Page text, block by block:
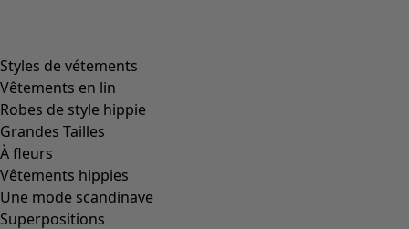
Styles de vétements
Vêtements en lin
Robes de style hippie
Grandes Tailles
À fleurs
Vêtements hippies
Une mode scandinave
Superpositions